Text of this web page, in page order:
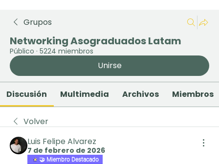
Grupos
Networking Asograduados Latam
Público · 5224 miembros
Unirse
Discusión Multimedia Archivos Miembros
Volver
Luis Felipe Alvarez
7 de febrero de 2026
🤝 Miembro Destacado